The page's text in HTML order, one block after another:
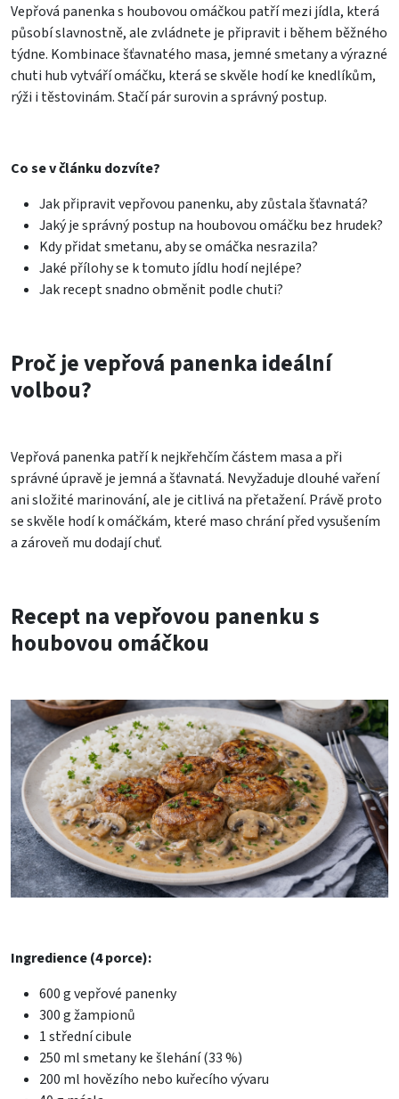
Vepřová panenka s houbovou omáčkou patří mezi jídla, která
působí slavnostně, ale zvládnete je připravit i během běžného
týdne. Kombinace šťavnatého masa, jemné smetany a výrazné
chuti hub vytváří omáčku, která se skvěle hodí ke knedlíkům,
rýži i těstovinám. Stačí pár surovin a správný postup.
Co se v článku dozvíte?
Jak připravit vepřovou panenku, aby zůstala šťavnatá?
Jaký je správný postup na houbovou omáčku bez hrudek?
Kdy přidat smetanu, aby se omáčka nesrazila?
Jaké přílohy se k tomuto jídlu hodí nejlépe?
Jak recept snadno obměnit podle chuti?
Proč je vepřová panenka ideální
volbou?
Vepřová panenka patří k nejkřehčím částem masa a při
správné úpravě je jemná a šťavnatá. Nevyžaduje dlouhé vaření
ani složité marinování, ale je citlivá na přetažení. Právě proto
se skvěle hodí k omáčkám, které maso chrání před vysušením
a zároveň mu dodají chuť.
Recept na vepřovou panenku s
houbovou omáčkou
Ingredience (4 porce):
600 g vepřové panenky
300 g žampionů
1 střední cibule
250 ml smetany ke šlehání (33 %)
200 ml hovězího nebo kuřecího vývaru